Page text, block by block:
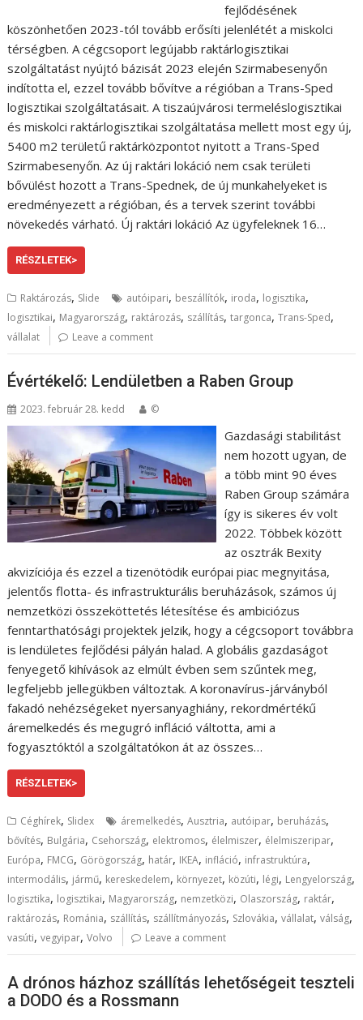
fejlődésének
köszönhetően 2023-tól tovább erősíti jelenlétét a miskolci
térségben. A cégcsoport legújabb raktárlogisztikai
szolgáltatást nyújtó bázisát 2023 elején Szirmabesenyőn
indította el, ezzel tovább bővítve a régióban a Trans-Sped
logisztikai szolgáltatásait. A tiszaújvárosi termeléslogisztikai
és miskolci raktárlogisztikai szolgáltatása mellett most egy új,
5400 m2 területű raktárközpontot nyitott a Trans-Sped
Szirmabesenyőn. Az új raktári lokáció nem csak területi
bővülést hozott a Trans-Spednek, de új munkahelyeket is
eredményezett a régióban, és a tervek szerint további
növekedés várható. Új raktári lokáció Az ügyfeleknek 16…
RÉSZLETEK>
Raktározás, Slide autóipari, beszállítók, iroda, logisztika,
logisztikai, Magyarország, raktározás, szállítás,targonca,Trans-Sped,
vállalat Leave a comment
Évértékelő: Lendületben a Raben Group
2023. február 28. kedd ©
Gazdasági stabilitást
nem hozott ugyan, de
a több mint 90 éves
Raben Group számára
így is sikeres év volt
2022. Többek között
az osztrák Bexity
akvizíciója és ezzel a tizenötödik európai piac megnyitása,
jelentős flotta- és infrastrukturális beruházások, számos új
nemzetközi összeköttetés létesítése és ambiciózus
fenntarthatósági projektek jelzik, hogy a cégcsoport továbbra
is lendületes fejlődési pályán halad. A globális gazdaságot
fenyegető kihívások az elmúlt évben sem szűntek meg,
legfeljebb jellegükben változtak. A koronavírus-járványból
fakadó nehézségeket nyersanyaghiány, rekordmértékű
áremelkedés és megugró infláció váltotta, ami a
fogyasztóktól a szolgáltatókon át az összes…
RÉSZLETEK>
Céghírek, Slidex áremelkedés,Ausztria, autóipar, beruházás,
bővítés, Bulgária, Csehország, elektromos, élelmiszer, élelmiszeripar,
Európa, FMCG, Görögország, határ, IKEA, infláció, infrastruktúra,
intermodális, jármű, kereskedelem, környezet, közúti, légi, Lengyelország,
logisztika, logisztikai, Magyarország, nemzetközi, Olaszország, raktár,
raktározás, Románia, szállítás, szállítmányozás, Szlovákia,vállalat,válság,
vasúti,vegyipar,Volvo Leave a comment
A drónos házhoz szállítás lehetőségeit teszteli
a DODO és a Rossmann